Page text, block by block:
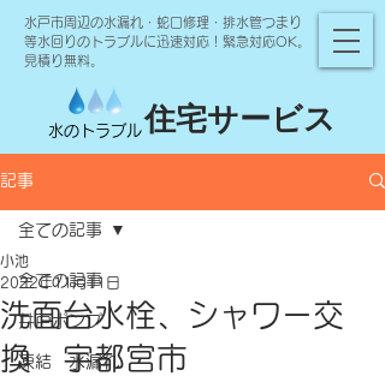
水戸市周辺の水漏れ・蛇口修理・排水管つまり
等水回りのトラブルに迅速対応！緊急対応OK。
見積り無料。
水のトラブル住宅サービス
記事
全ての記事
井戸ポンプ
凍結 水漏れ
全ての記事
洗面台水栓、シャワー交
換 宇都宮市
小池
2022年11月11日